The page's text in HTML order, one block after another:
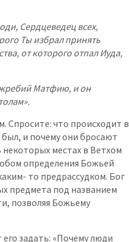
Сердцеведец всех,
Ты избрал принять
от которого отпал Иуда,
Матфию, и он
Спросите: что происходит в
и почему они бросают
местах в Ветхом
определения Божьей
то предрассудком. Бог
предмета под названием
позволяя Божьему
задать: «Почему люди